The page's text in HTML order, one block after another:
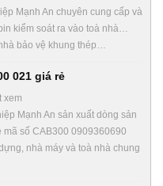
Mạnh An chuyên cung cấp và
kiểm soát ra vào toà nhà…
bảo vệ khung thép…
021 giá rẻ
xem
Mạnh An sản xuất dòng sản
mã số CAB300 0909360690
nhà máy và toà nhà chung